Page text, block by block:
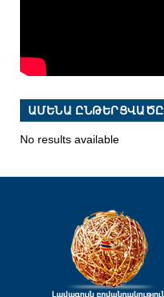
ԱՄԵՆԱ ԸՆԹԵՐՑՎԱԾԸ
No results available